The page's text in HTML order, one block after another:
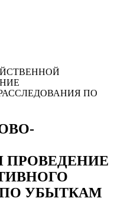
ПО
ПРОВЕДЕНИЕ
УБЫТКАМ